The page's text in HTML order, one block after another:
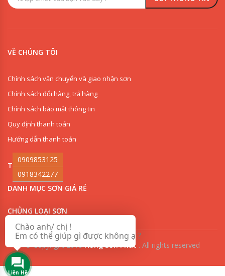
VỀ CHÚNG TÔI
Chính sách vận chuyển và giao nhận sơn
Chính sách đổi hàng, trả hàng
Chính sách bảo mật thông tin
Quy định thanh toán
Hướng dẫn thanh toán
THI CÔNG SƠN
DANH MỤC SƠN GIÁ RẺ
CHỦNG LOẠI SƠN
© Copyright 2018Hồng Sơn Phát . All rights reserved
0909853125
0918342277
Liên Hệ
Chào anh/ chị !
Em có thể giúp gì được không ạ ?